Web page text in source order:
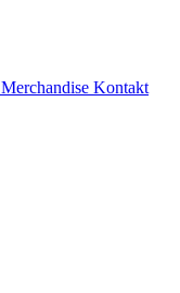
Merchandise Kontakt